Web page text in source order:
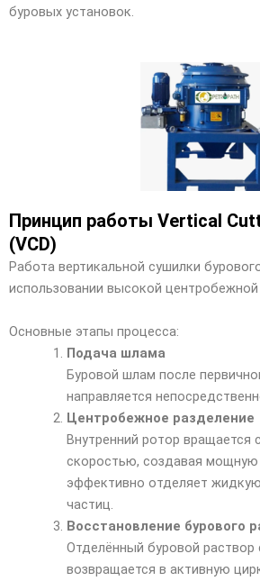
буровых установок.
Принцип работы Vertical
(VCD)
Работа вертикальной сушилки
использовании высокой
Основные этапы процесса:
Подача шлама
Буровой шлам после
направляется
Центробежное разделение
Внутренний ротор вращается
скоростью, создавая мощную
эффективно отделяет
частиц.
Восстановление бурового
Отделённый буровой раствор
возвращается в активную